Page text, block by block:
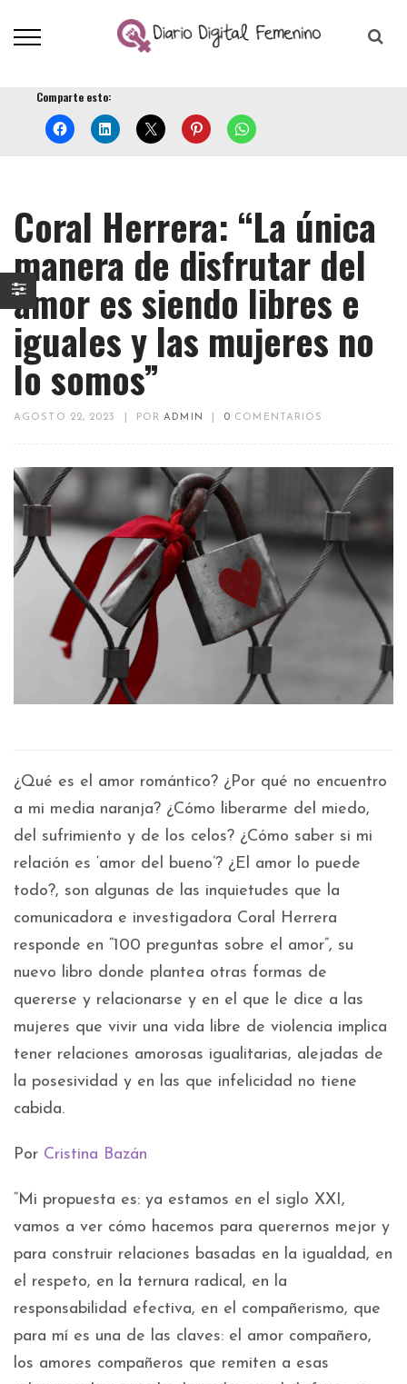
Comparte esto:
Coral Herrera: “La única
manera de disfrutar del
amor es siendo libres e
iguales y las mujeres no
lo somos”
AGOSTO 22, 2023 PORADMIN 0 COMENTARIOS
¿Qué es el amor romántico? ¿Por qué no encuentro
a mi media naranja? ¿Cómo liberarme del miedo,
del sufrimiento y de los celos? ¿Cómo saber si mi
relación es ‘amor del bueno’? ¿El amor lo puede
todo?, son algunas de las inquietudes que la
comunicadora e investigadora Coral Herrera
responde en “100 preguntas sobre el amor”, su
nuevo libro donde plantea otras formas de
quererse y relacionarse y en el que le dice a las
mujeres que vivir una vida libre de violencia implica
tener relaciones amorosas igualitarias, alejadas de
la posesividad y en las que infelicidad no tiene
cabida.
Por Cristina Bazán
“Mi propuesta es: ya estamos en el siglo XXI,
vamos a ver cómo hacemos para querernos mejor y
para construir relaciones basadas en la igualdad, en
el respeto, en la ternura radical, en la
responsabilidad efectiva, en el compañerismo, que
para mí es una de las claves: el amor compañero,
los amores compañeros que remiten a esas